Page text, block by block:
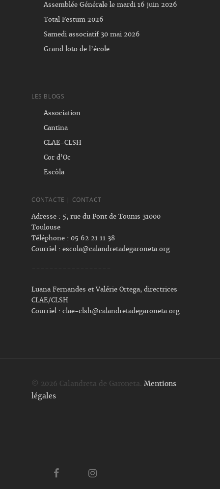
Assemblée Générale le mardi 16 juin 2026
Total Festum 2026
Samedi associatif 30 mai 2026
Grand loto de l’école
LES BLOGS
Association
Cantina
CLAE-CLSH
Cor d’Oc
Escòla
CONTACTE | CONTACT
Adresse : 5, rue du Pont de Tounis 31000
Toulouse
Téléphone : 05 62 21 11 38
Courriel : escola@calandretadegaroneta.org
------------------
Luana Fernandes et Valérie Ortega, directrices
CLAE/CLSH
Courriel : clae-clsh@calandretadegaroneta.org
© 2026 Calandreta de Garoneta. Mentions
légales